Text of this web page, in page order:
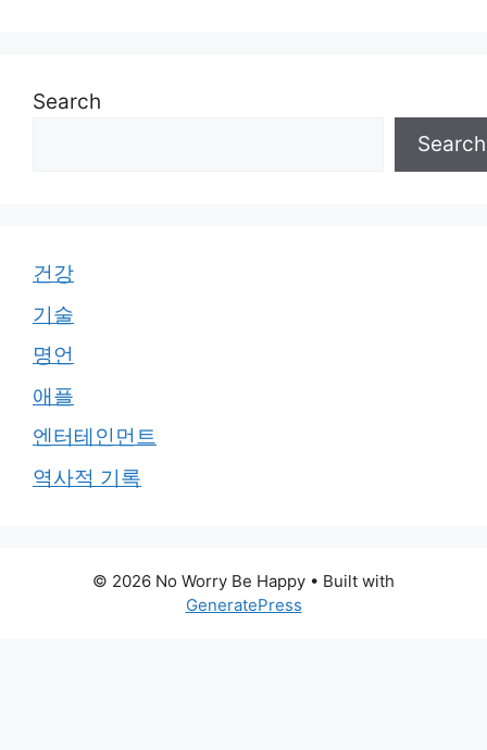
Search
Search
건강
기술
명언
애플
엔터테인먼트
역사적 기록
© 2026 No Worry Be Happy • Built with
GeneratePress